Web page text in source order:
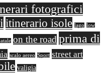
fotografici
itinerario isole lago low
on the road prima di
scalo aereo Sport street art
valigia